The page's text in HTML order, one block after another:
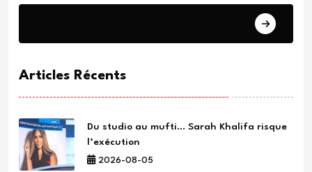
Articles Récents
Du studio au mufti… Sarah Khalifa risque
l’exécution
2026-08-05